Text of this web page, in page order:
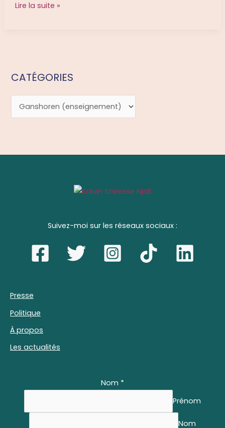
royal
Lire la suite »
CATÉGORIES
Suivez-moi sur les réseaux sociaux :
Presse
Politique
À propos
Les actualités
Nom *
Prénom
Nom